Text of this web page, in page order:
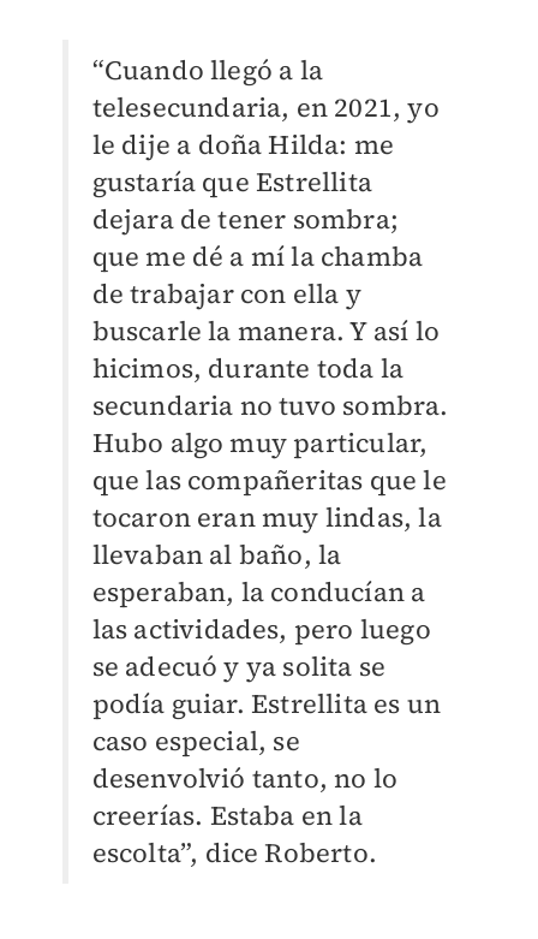
“Cuando llegó a la
telesecundaria, en 2021, yo
le dije a doña Hilda: me
gustaría que Estrellita
dejara de tener sombra;
que me dé a mí la chamba
de trabajar con ella y
buscarle la manera. Y así lo
hicimos, durante toda la
secundaria no tuvo sombra.
Hubo algo muy particular,
que las compañeritas que le
tocaron eran muy lindas, la
llevaban al baño, la
esperaban, la conducían a
las actividades, pero luego
se adecuó y ya solita se
podía guiar. Estrellita es un
caso especial, se
desenvolvió tanto, no lo
creerías. Estaba en la
escolta”, dice Roberto.